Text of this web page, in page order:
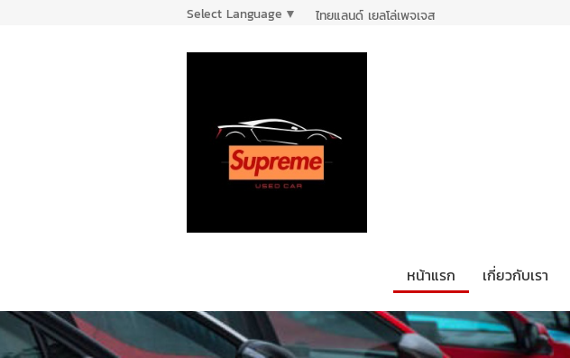
Select Language ▼ ไทยแลนด์ เยลโล่เพจเจส
หน้าแรก เกี่ยวกับเรา